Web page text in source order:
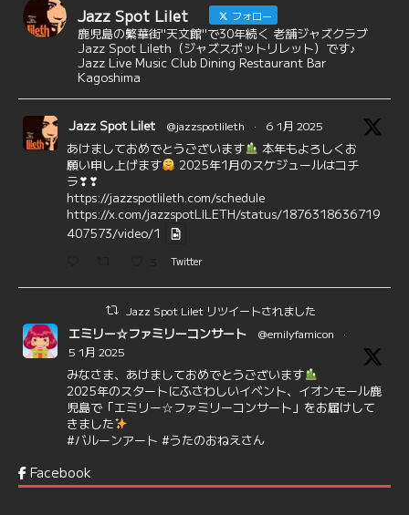
Jazz Spot Lilet フォロー
鹿児島の繁華街"天文館"で30年続く 老舗ジャズクラブ
Jazz Spot Lileth（ジャズスポットリレット）です♪
Jazz Live Music Club Dining Restaurant Bar
Kagoshima
Jazz Spot Lilet @jazzspotlileth · 6 1月 2025
あけましておめでとうございます
本年もよろしくお
願い申し上げます
2025年1月のスケジュールはコチ
ラ❣❣
https://jazzspotlileth.com/schedule
https://x.com/jazzspotLILETH/status/1876318636719
407573/video/1
Twitter
Jazz Spot Lilet リツイートされました
エミリー☆ファミリーコンサート @emilyfamicon
·
5 1月 2025
みなさま、あけましておめでとうございます
2025年のスタートにふさわしいイベント、イオンモール鹿
児島で「エミリー☆ファミリーコンサート」をお届けして
きました
#バルーンアート #うたのおねえさん
6 7
Facebook